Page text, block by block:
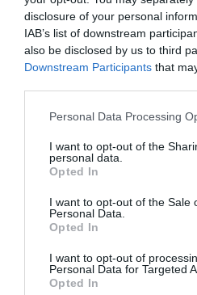
disclosure of your personal
IAB’s list of downstream
also be disclosed by us to third
Downstream Participants that
Personal Data Processing
I want to opt-out of the
personal data.
Opted In
I want to opt-out of the Sale
Personal Data.
Opted In
I want to opt-out of
Personal Data for Targeted
Opted In